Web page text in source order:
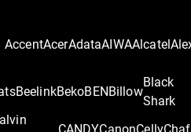
AccentAcerAdataAIWAAlcatel
BeelinkBekoBENBillow
Black
Shark
CANDYCanonCelly